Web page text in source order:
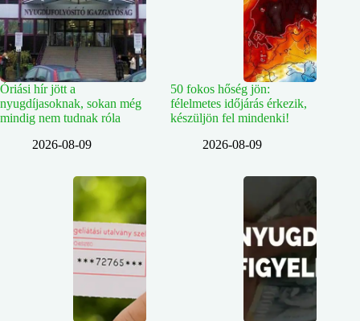
Óriási hír jött a
nyugdíjasoknak, sokan még
mindig nem tudnak róla
2026-08-09
50 fokos hőség jön:
félelmetes időjárás érkezik,
készüljön fel mindenki!
2026-08-09